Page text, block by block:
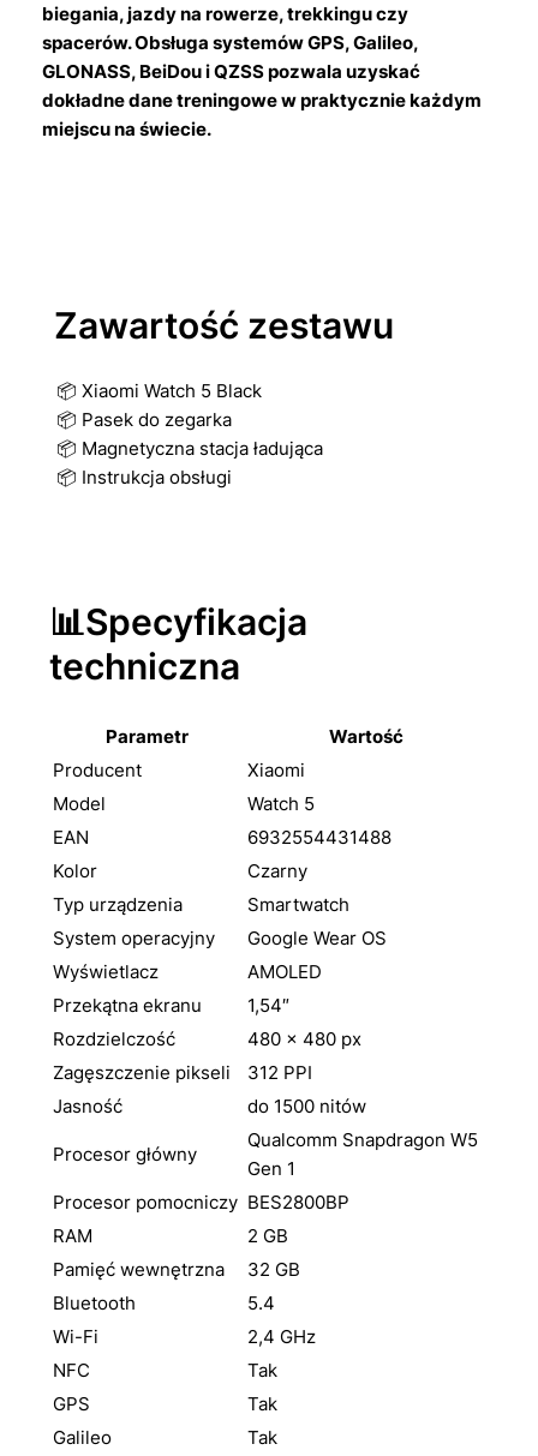
biegania, jazdy na rowerze, trekkingu czy
spacerów. Obsługa systemów GPS, Galileo,
GLONASS, BeiDou i QZSS pozwala uzyskać
dokładne dane treningowe w praktycznie każdym
miejscu na świecie.
Zawartość zestawu
📦 Xiaomi Watch 5 Black
📦 Pasek do zegarka
📦 Magnetyczna stacja ładująca
📦 Instrukcja obsługi
📊Specyfikacja
techniczna
Parametr
Wartość
Producent
Xiaomi
Model
Watch 5
EAN
6932554431488
Kolor
Czarny
Typ urządzenia
Smartwatch
System operacyjny
Google Wear OS
Wyświetlacz
AMOLED
Przekątna ekranu
1,54″
Rozdzielczość
480 × 480 px
Zagęszczenie pikseli
312 PPI
Jasność
do 1500 nitów
Procesor główny
Qualcomm Snapdragon W5
Gen 1
Procesor pomocniczy BES2800BP
RAM
2 GB
Pamięć wewnętrzna
32 GB
Bluetooth
5.4
Wi-Fi
2,4 GHz
NFC
Tak
GPS
Tak
Galileo
Tak